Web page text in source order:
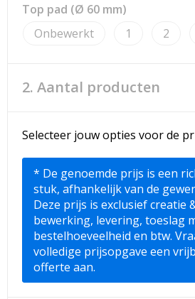
Duffeltassen
Goodiebags
Trolleys
Top pad (Ø 60 mm)
Onbewerkt
1 2
2. Aantal producten
Selecteer jouw opties voor de
* De genoemde prijs is een
stuk, afhankelijk van de
Deze prijs is exclusief creatie
bewerking, levering, toeslag
bestelhoeveelheid en btw.
volledige prijsopgave een
offerte aan.